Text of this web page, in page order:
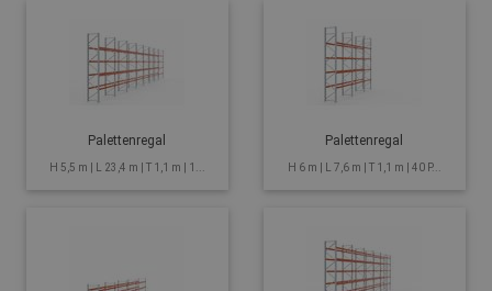
Palettenregal
H 5,5 m | L 23,4 m | T 1,1 m | 1...
Palettenregal
H 6 m | L 7,6 m | T 1,1 m | 40 P...